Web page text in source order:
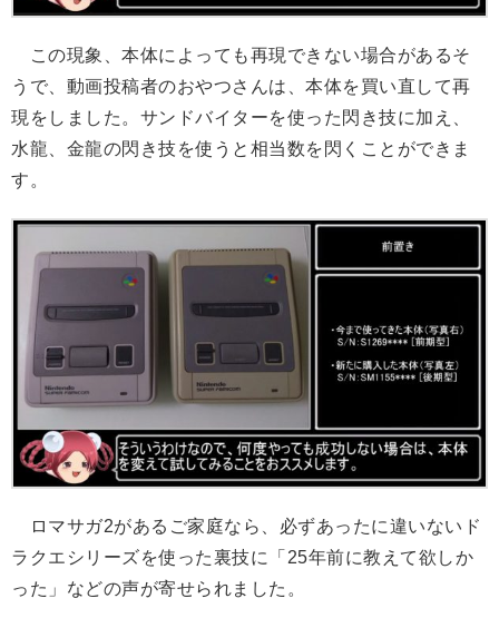
この現象、本体によっても再現できない場合があるそ
うで、動画投稿者のおやつさんは、本体を買い直して再
現をしました。サンドバイターを使った閃き技に加え、
水龍、金龍の閃き技を使うと相当数を閃くことができま
す。
ロマサガ2があるご家庭なら、必ずあったに違いないド
ラクエシリーズを使った裏技に「25年前に教えて欲しか
った」などの声が寄せられました。